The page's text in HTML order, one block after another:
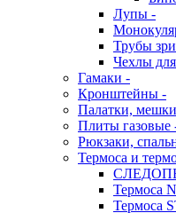
Лупы -
Трубы
Чехлы
Гамаки -
Кронштейны -
Палатки,
Плиты газовые
Рюкзаки,
Термоса и
Термоса
Термоса